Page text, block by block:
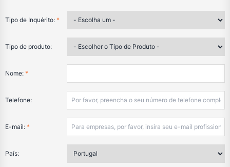
Tipo de Inquérito: *
Tipo de produto:
Nome: *
Telefone:
E-mail: *
País: